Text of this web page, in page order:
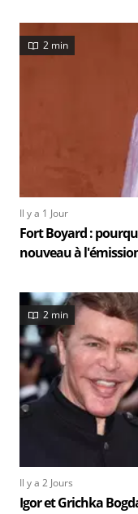
2 min
Il y a 1 Jour
Fort Boyard :
nouveau à
2 min
Il y a 2 Jours
Igor et Grichka